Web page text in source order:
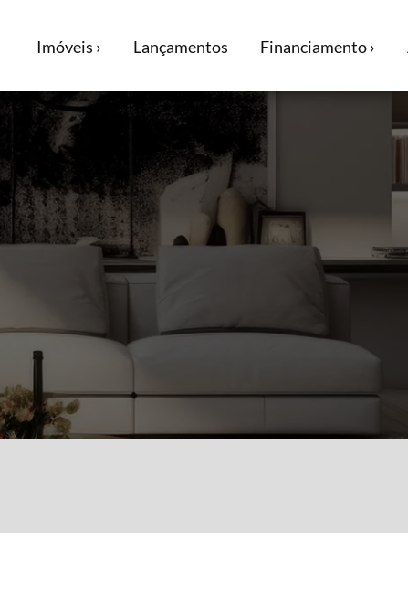
Imóveis › Lançamentos Financiamento ›